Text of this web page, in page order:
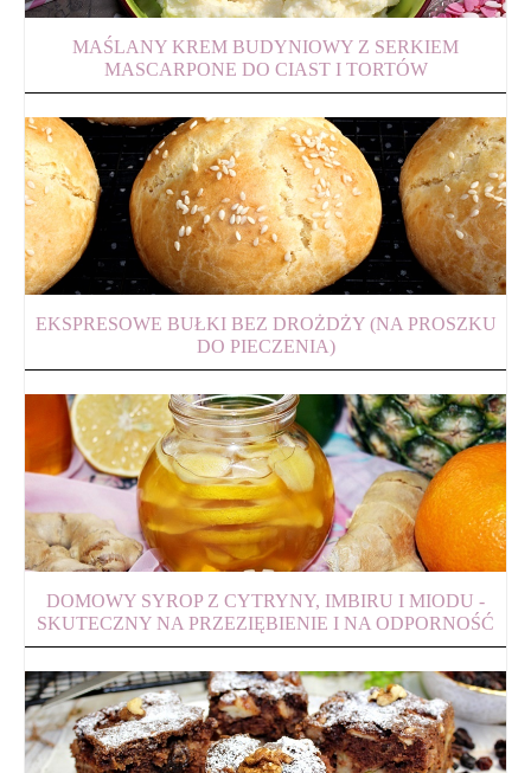
MAŚLANY KREM BUDYNIOWY Z SERKIEM
MASCARPONE DO CIAST I TORTÓW
EKSPRESOWE BUŁKI BEZ DROŻDŻY (NA PROSZKU
DO PIECZENIA)
DOMOWY SYROP Z CYTRYNY, IMBIRU I MIODU -
SKUTECZNY NA PRZEZIĘBIENIE I NA ODPORNOŚĆ